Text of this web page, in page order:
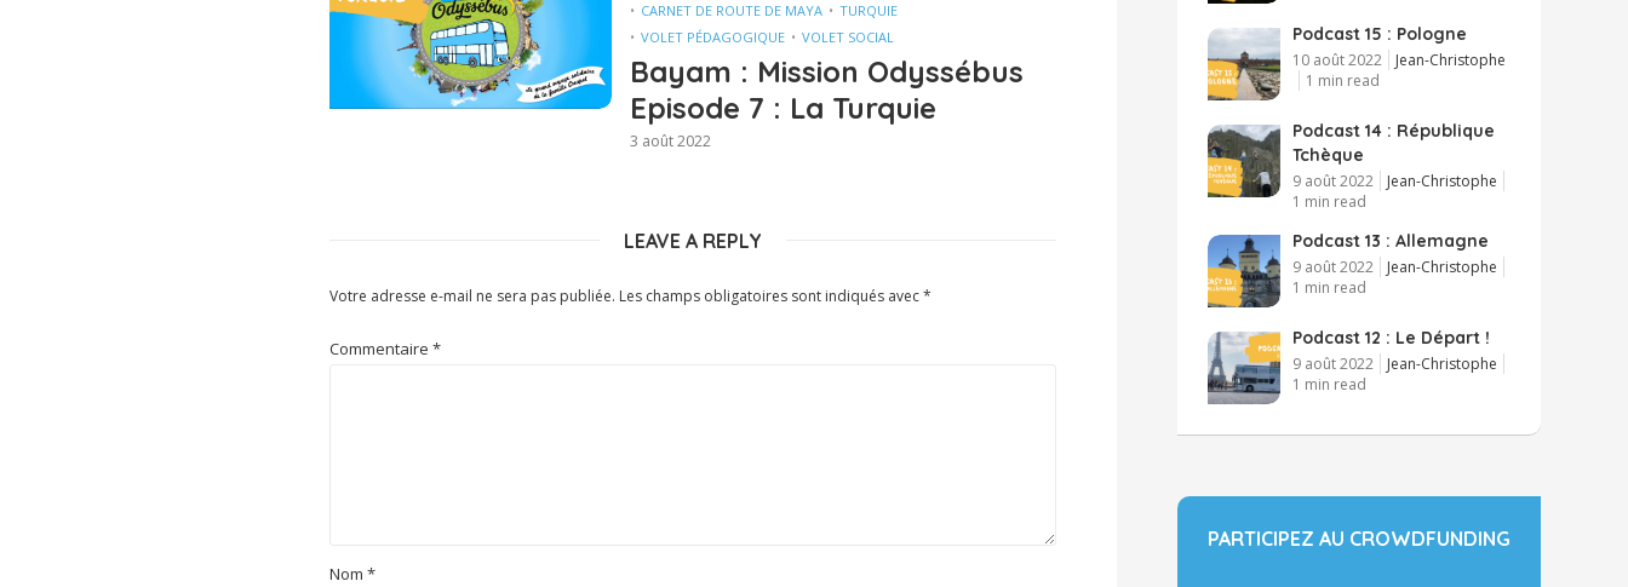
CARNET DE ROUTE DE MAYA
TURQUIE
VOLET PÉDAGOGIQUE
VOLET SOCIAL
Bayam : Mission Odyssébus
Episode 7 : La Turquie
3 août 2022
LEAVE A REPLY
Votre adresse e-mail ne sera pas publiée. Les champs obligatoires sont indiqués avec*
Commentaire *
Nom *
Podcast 15 : Pologne
10 août 2022
Jean-Christophe
1 min read
Podcast 14 : République
Tchèque
9 août 2022
Jean-Christophe
1 min read
Podcast 13 : Allemagne
9 août 2022
Jean-Christophe
1 min read
Podcast 12 : Le Départ !
9 août 2022
Jean-Christophe
1 min read
PARTICIPEZ AU CROWDFUNDING